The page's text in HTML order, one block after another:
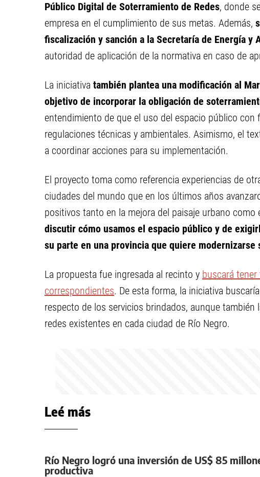
Público Digital de Soterramiento de Redes, donde
empresa en el cumplimiento de sus metas. Además,
fiscalización y sanción a la Secretaría de Energía y
autoridad de aplicación de la normativa en caso de
La iniciativa también plantea una modificación al
objetivo de incorporar la obligación de
entendimiento de que el uso del espacio público con
regulaciones técnicas y ambientales. Asimismo, el
a coordinar acciones para su implementación.
El proyecto toma como referencia experiencias de
ciudades del mundo que en los últimos años
positivos tanto en la mejora del paisaje urbano como
discutir cómo usamos el espacio público y de
su parte en una provincia que quiere
La propuesta fue ingresada al recinto y buscará
correspondientes. De esta forma, la iniciativa
respecto de los servicios brindados, aunque también
redes existentes en cada ciudad de Río Negro.
Leé más
Río Negro logró una inversión de US$ 85
productiva